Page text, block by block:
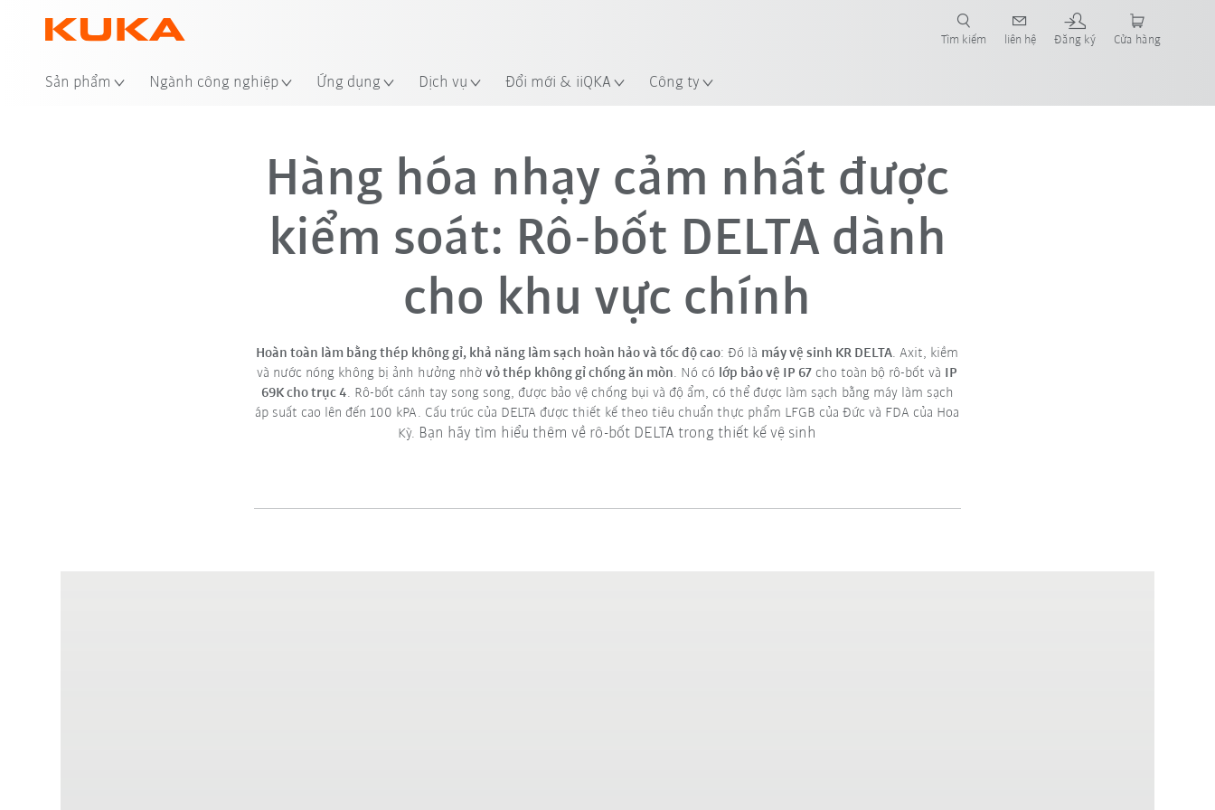
Sản phẩm Ngành công nghiệp Ứng dụng Dịch vụ Đổi mới & iiQKA Công ty
Tìm kiếm liên hệ Đăng ký Cửa hàng
DELTA cho khu vực chính
Hàng hóa nhạy cảm nhất được
kiểm soát: Rô-bốt DELTA dành
cho khu vực chính
Hoàn toàn làm bằng thép không gỉ, khả năng làm sạch hoàn hảo và tốc độ cao: Đó là máy vệ sinh KR DELTA. Axit, kiềm
và nước nóng không bị ảnh hưởng nhờvỏ thép không gỉ chống ăn mòn. Nó có lớp bảo vệ IP 67 cho toàn bộ rô-bốt và
IP
69K cho trục 4. Rô-bốt cánh tay song song, được bảo vệ chống bụi và độ ẩm, có thể được làm sạch bằng máy làm sạch
áp suất cao lên đến 100 kPA. Cấu trúc của DELTA được thiết kế theo tiêu chuẩn thực phẩm LFGB của Đức và FDA của Hoa
Kỳ. Bạn hãy tìm hiểu thêm về rô-bốt DELTA trong thiết kế vệ sinh